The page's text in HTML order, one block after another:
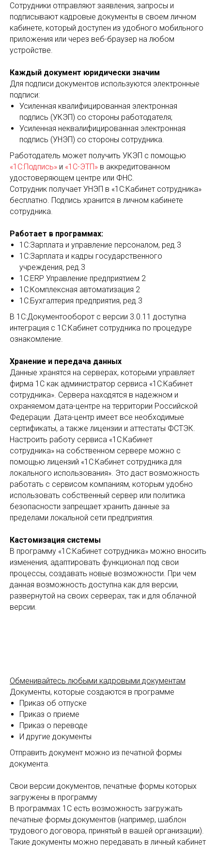
Сотрудники отправляют заявления, запросы и
подписывают кадровые документы в своем личном
кабинете, который доступен из удобного мобильного
приложения или через веб-браузер на любом
устройстве.
Каждый документ юридически значим
Для подписи документов используются электронные
подписи:
Усиленная квалифицированная электронная
подпись (УКЭП) со стороны работодателя;
Усиленная неквалифицированная электронная
подпись (УНЭП) со стороны сотрудника.
Работодатель может получить УКЭП с помощью
«1С:Подпись» и «1С-ЭТП» в аккредитованном
удостоверяющем центре или ФНС.
Сотрудник получает УНЭП в «1С:Кабинет сотрудника»
бесплатно. Подпись хранится в личном кабинете
сотрудника.
Работает в программах:
1С:Зарплата и управление персоналом, ред.3
1С:Зарплата и кадры государственного
учреждения, ред.3
1С:ERP Управление предприятием 2
1С:Комплексная автоматизация 2
1С:Бухгалтерия предприятия, ред.3
В 1С:Документооборот с версии 3.0.11 доступна
интеграция с 1С:Кабинет сотрудника по процедуре
ознакомление.
Хранение и передача данных
Данные хранятся на серверах, которыми управляет
фирма 1С как администратор сервиса «1С:Кабинет
сотрудника». Сервера находятся в надежном и
охраняемом дата-центре на территории Российской
Федерации. Дата-центр имеет все необходимые
сертификаты, а также лицензии и аттестаты ФСТЭК.
Настроить работу сервиса «1С:Кабинет
сотрудника» на собственном сервере можно с
помощью лицензий «1С:Кабинет сотрудника для
локального использования». Это даст возможность
работать с сервисом компаниям, которым удобно
использовать собственный сервер или политика
безопасности запрещает хранить данные за
пределами локальной сети предприятия.
Кастомизация системы
В программу «1С:Кабинет сотрудника» можно вносить
изменения, адаптировать функционал под свои
процессы, создавать новые возможности. При чем
данная возможность доступна как для версии,
развернутой на своих серверах, так и для облачной
версии.
Обменивайтесь любыми кадровыми документам
Документы, которые создаются в программе
Приказ об отпуске
Приказ о приеме
Приказ о переводе
И другие документы
Отправить документ можно из печатной формы
документа.
Свои версии документов, печатные формы которых
загружены в программу
В программах 1С есть возможность загружать
печатные формы документов (например, шаблон
трудового договора, принятый в вашей организации).
Такие документы можно передавать в личный кабинет